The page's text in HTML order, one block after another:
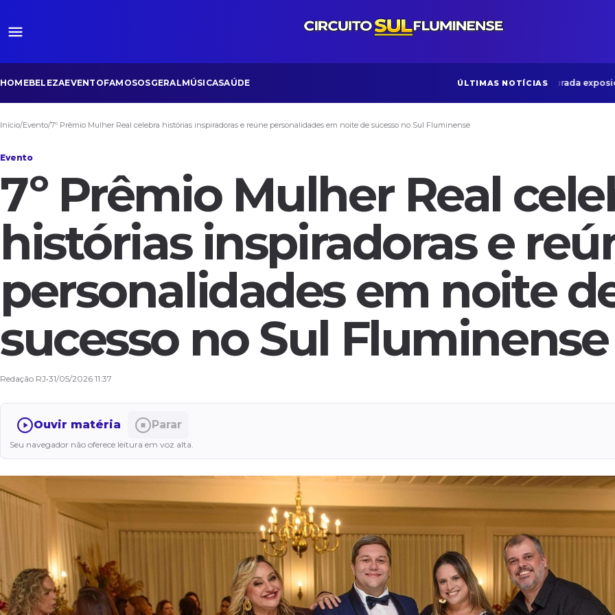
HOMEBELEZAEVENTOFAMOSOSGERALMÚSICASAÚDE ÚLTIMAS NOTÍCIAS
Museu do Amanhã: Inaugurada exposição
Início/Evento/7º Prêmio Mulher Real celebra histórias inspiradoras e reúne personalidades em noite de sucesso no Sul Fluminense
Evento
7º Prêmio Mulher Real
histórias inspiradoras e
personalidades em noite
sucesso no Sul Fluminense
Redação RJ•31/05/2026 11:37
Ouvir matéria Parar
Seu navegador não oferece leitura em voz alta.